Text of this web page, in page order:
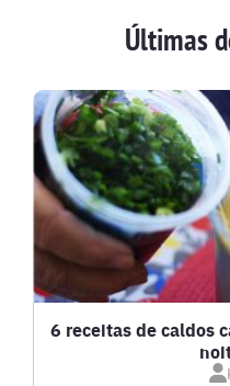
BATIDAS
BEBIDAS E
BISCOITOS
BOLOS E TORTAS
CALDOS
Últimas
6 receitas de caldos